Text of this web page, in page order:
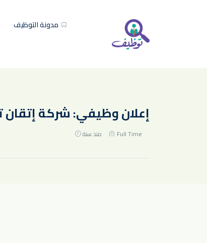
مدونة التوظيف
إعلان وظيفي: شركة إتقان
Full Time منذ سنة